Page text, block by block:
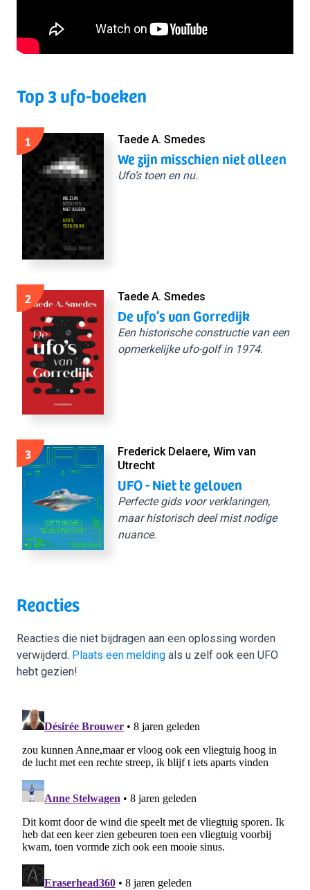
Top 3 ufo-boeken
1 Taede A. Smedes
We zijn misschien niet alleen
Ufo’s toen en nu.
2 Taede A. Smedes
De ufo’s van Gorredijk
Een historische constructie van een
opmerkelijke ufo-golf in 1974.
3
Frederick Delaere, Wim van
Utrecht
UFO - Niet te geloven
Perfecte gids voor verklaringen,
maar historisch deel mist nodige
nuance.
Reacties
Reacties die niet bijdragen aan een oplossing worden
verwijderd. Plaats een melding als u zelf ook een UFO
hebt gezien!